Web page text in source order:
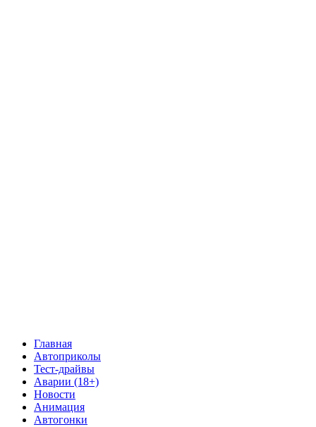
Главная
Автоприколы
Тест-драйвы
Аварии (18+)
Новости
Анимация
Автогонки